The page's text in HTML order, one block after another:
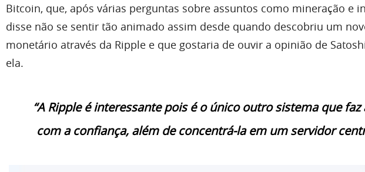
Bitcoin, que, após várias perguntas sobre assuntos como mineração e
disse não se sentir tão animado assim desde quando descobriu um
monetário através da Ripple e que gostaria de ouvir a opinião de
ela.
“A Ripple é interessante pois é o único outro sistema que faz
com a confiança, além de concentrá-la em um servidor